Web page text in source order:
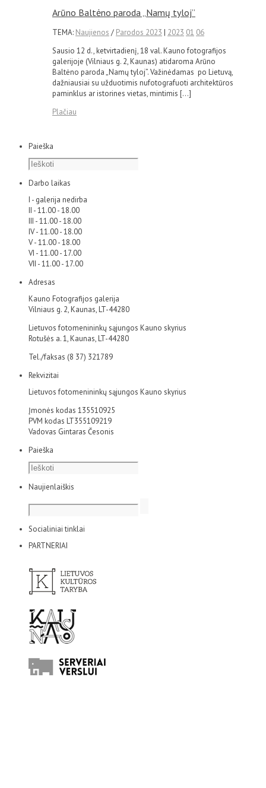
Arūno Baltėno paroda „Namų tyloj”
TEMA: Naujienos / Parodos 2023 | 2023 01 06
Sausio 12 d., ketvirtadienį, 18 val. Kauno fotografijos
galerijoje (Vilniaus g. 2, Kaunas) atidaroma Arūno
Baltėno paroda „Namų tyloj”. Važinėdamas po Lietuvą,
dažniausiai su užduotimis nufotografuoti architektūros
paminklus ar istorines vietas, mintimis […]
Plačiau
Paieška
Darbo laikas
I - galerija nedirba
II - 11.00 - 18.00
III - 11.00 - 18.00
IV - 11.00 - 18.00
V - 11.00 - 18.00
VI - 11.00 - 17.00
VII - 11.00 - 17.00
Adresas
Kauno Fotografijos galerija
Vilniaus g. 2, Kaunas, LT-44280
Lietuvos fotomenininkų sąjungos Kauno skyrius
Rotušės a. 1, Kaunas, LT-44280
Tel./faksas (8 37) 321789
Rekvizitai
Lietuvos fotomenininkų sąjungos Kauno skyrius
Įmonės kodas 135510925
PVM kodas LT355109219
Vadovas Gintaras Česonis
Paieška
Naujienlaiškis
Socialiniai tinklai
PARTNERIAI